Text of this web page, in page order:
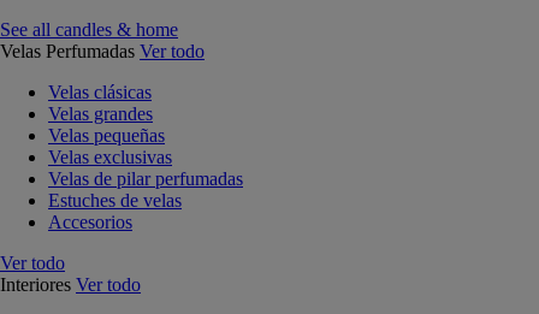
See all candles & home
Velas Perfumadas Ver todo
Velas clásicas
Velas grandes
Velas pequeñas
Velas exclusivas
Velas de pilar perfumadas
Estuches de velas
Accesorios
Ver todo
Interiores Ver todo